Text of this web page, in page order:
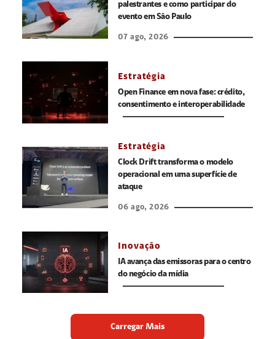
palestrantes e como participar do
evento em São Paulo
07 ago, 2026
Estratégia
Open Finance em nova fase: crédito,
consentimento e interoperabilidade
Estratégia
Clock Drift transforma o modelo
operacional em uma superfície de
ataque
06 ago, 2026
Inovação
IA avança das emissoras para o centro
do negócio da mídia
Carregar Mais